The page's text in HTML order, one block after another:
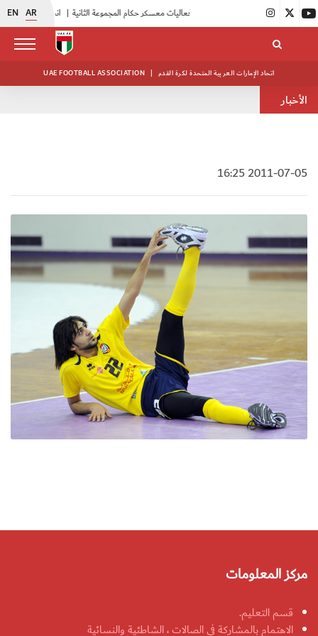
EN AR انطلاق منافسات بطولة النخبة لحرس الرئاسة |
UAE FOOTBALL ASSOCIATION | اتحاد الإمارات العربية المتحدة لكرة القدم
الأخبار
2011-07-05 16:25
مركز المعلومات
قسم التعليم.
الاهتمام بالمشاركة في الصالات ، الشاطئية والنسائية